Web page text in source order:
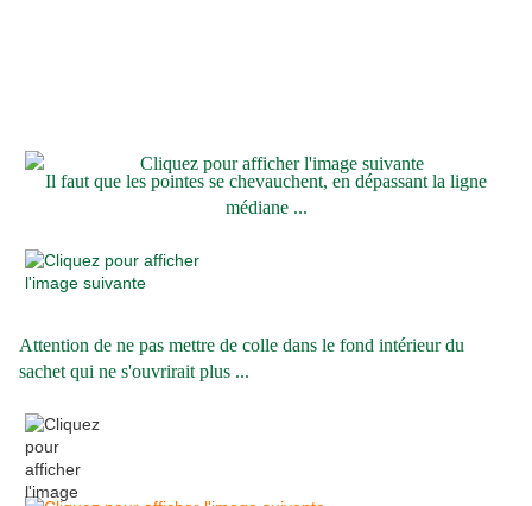
Il faut que les pointes se chevauchent, en dépassant la ligne
médiane ...
Attention de ne pas mettre de colle dans le fond intérieur du
sachet qui ne s'ouvrirait plus ...